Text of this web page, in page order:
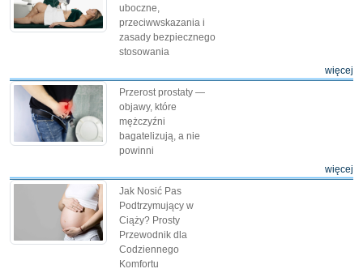
uboczne,
przeciwwskazania i
zasady bezpiecznego
stosowania
więcej
Przerost prostaty —
objawy, które
mężczyźni
bagatelizują, a nie
powinni
więcej
Jak Nosić Pas
Podtrzymujący w
Ciąży? Prosty
Przewodnik dla
Codziennego
Komfortu